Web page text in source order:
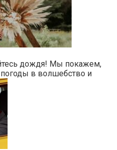
дождя! Мы покажем,
в волшебство и